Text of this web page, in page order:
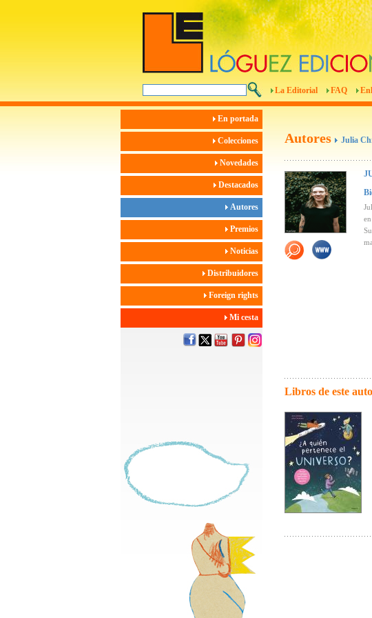
La Editorial FAQ
En portada
Colecciones
Novedades
Destacados
Autores
Premios
Noticias
Distribuidores
Foreign rights
Mi cesta
Autores Julia
Libros de este